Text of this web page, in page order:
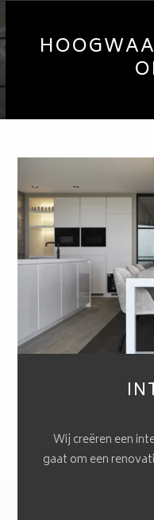
Wij creëren een
gaat om een